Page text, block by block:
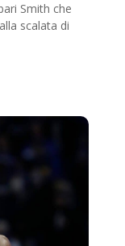
Smith che
scalata di